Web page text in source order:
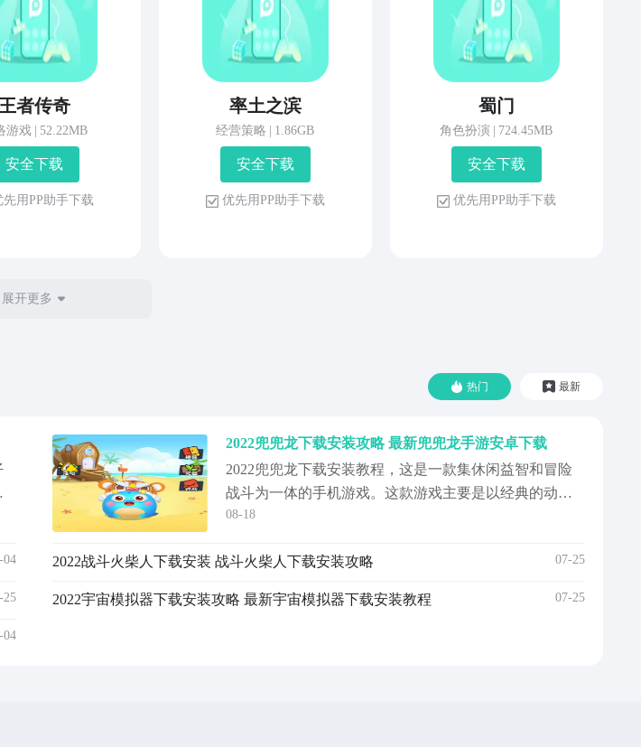
者传奇
游戏 52.22MB
安 全 下 载
先 用 P P 助 手 下 载
率土之滨
经营策略 1.86GB
安 全 下 载
优 先 用 P P 助 手 下 载
蜀门
角色扮演 724.45MB
安 全 下 载
优 先 用 P P 助 手 下 载
展开更多
热门 最新
04
25
04
2022兜兜龙下载安装攻略 最新兜兜龙手游安卓下载
2022兜兜龙下载安装教程，这是一款集休闲益智和冒险
战斗为一体的手机游戏。这款游戏主要是以经典的动画
的卡通形象为主的，有着非常独特学习方法，将游戏的
验的一款游戏，小朋友们能够在玩游戏的同时能够学习
一起来看看这款兜兜龙的下载安装教程吧！如果对你非
08-18
2022战斗火柴人下载安装 战斗火柴人下载安装攻略 07-25
2022宇宙模拟器下载安装攻略 最新宇宙模拟器下载安装教程 07-25